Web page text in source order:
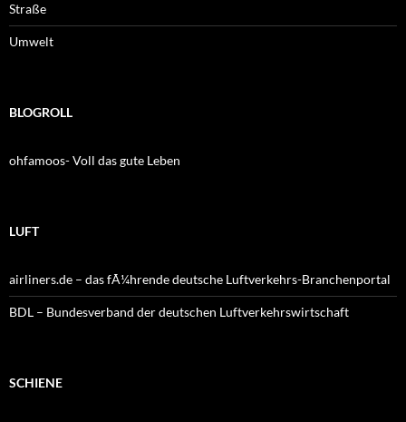
Straße
Umwelt
BLOGROLL
ohfamoos- Voll das gute Leben
LUFT
airliners.de – das fÃ¼hrende deutsche Luftverkehrs-Branchenportal
BDL – Bundesverband der deutschen Luftverkehrswirtschaft
SCHIENE